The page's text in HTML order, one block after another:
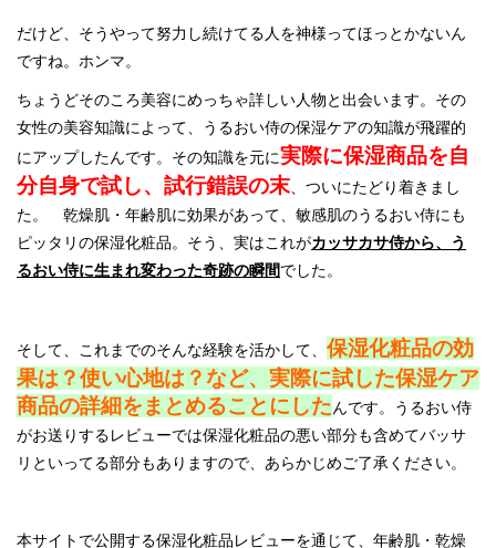
だけど、そうやって努力し続けてる人を神様ってほっとかないん
ですね。ホンマ。
ちょうどそのころ美容にめっちゃ詳しい人物と出会います。その
女性の美容知識によって、うるおい侍の保湿ケアの知識が飛躍的
にアップしたんです。その知識を元に実際に保湿商品を自
分自身で試し、試行錯誤の末 、ついにたどり着きまし
た。 乾燥肌・年齢肌に効果があって、敏感肌のうるおい侍にも
ピッタリの保湿化粧品。そう、実はこれがカッサカサ侍から、う
るおい侍に生まれ変わった奇跡の瞬間でした。
そして、これまでのそんな経験を活かして、 保湿化粧品の効
果は？使い心地は？など、実際に試した保湿ケア
商品の詳細をまとめることにしたんです。うるおい侍
がお送りするレビューでは保湿化粧品の悪い部分も含めてバッサ
リといってる部分もありますので、あらかじめご了承ください。
本サイトで公開する保湿化粧品レビューを通じて、年齢肌・乾燥